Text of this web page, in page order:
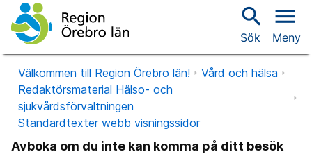
search
Sök
menu
Meny
Välkommen till Region Örebro län!
Vård och hälsa
Redaktörsmaterial Hälso- och
sjukvårdsförvaltningen
Standardtexter webb visningssidor
Avboka om du inte kan komma på ditt besök